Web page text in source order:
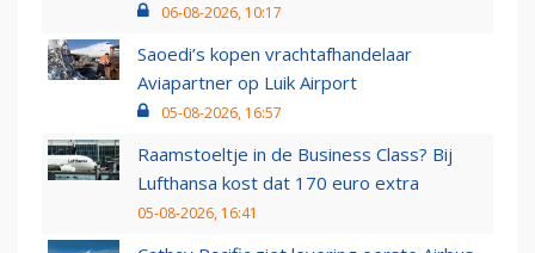
06-08-2026, 10:17
Saoedi’s kopen vrachtafhandelaar
Aviapartner op Luik Airport
05-08-2026, 16:57
Raamstoeltje in de Business Class? Bij
Lufthansa kost dat 170 euro extra
05-08-2026, 16:41